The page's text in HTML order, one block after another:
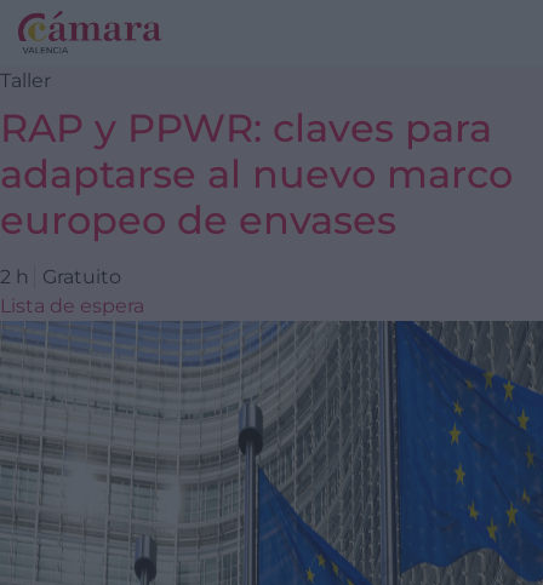
Taller
RAP y PPWR: claves para
adaptarse al nuevo marco
europeo de envases
2 h
Gratuito
Lista de espera